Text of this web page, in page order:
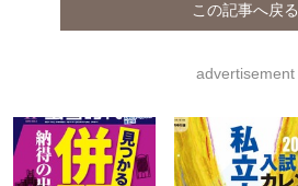
この記事へ戻る
advertisement